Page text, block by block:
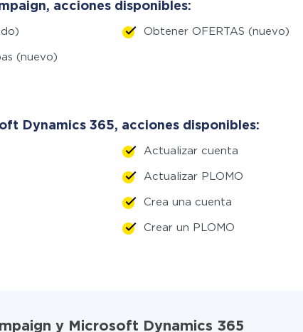
acciones disponibles:
Obtener OFERTAS (nuevo)
(nuevo)
Dynamics 365, acciones disponibles:
Actualizar cuenta
Actualizar PLOMO
Crea una cuenta
Crear un PLOMO
y Microsoft Dynamics 365